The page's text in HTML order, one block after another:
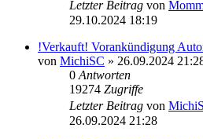
Letzter Beitrag von
29.10.2024 18:19
!Verkauft! Vorankündigung
von MichiSC » 26.09.2024
0 Antworten
19274 Zugriffe
Letzter Beitrag von
26.09.2024 21:28